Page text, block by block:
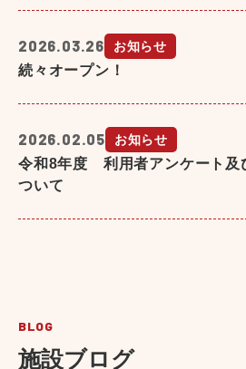
2026.03.26 お知らせ
続々オープン！
2026.02.05 お知らせ
令和8年度 利用者アンケート及
ついて
BLOG
施設ブログ